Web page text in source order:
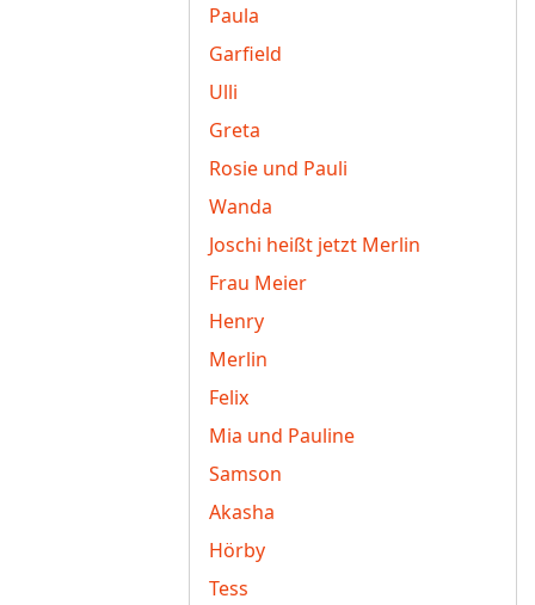
Paula
Garfield
Ulli
Greta
Rosie und Pauli
Wanda
Joschi heißt jetzt Merlin
Frau Meier
Henry
Merlin
Felix
Mia und Pauline
Samson
Akasha
Hörby
Tess